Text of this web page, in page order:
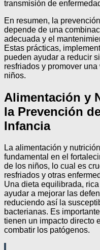
transmisión de
En resumen, la
depende de una
adecuada y el
Estas prácticas,
pueden ayudar a reducir
resfriados y promover
niños.
Alimentación y
la Prevención
Infancia
La alimentación y
fundamental en el
de los niños, lo cual es
resfriados y otras
Una dieta equilibrada,
ayudar a mejorar las
reduciendo así la
bacterianas. Es
tienen un impacto directo
combatir los patógenos.